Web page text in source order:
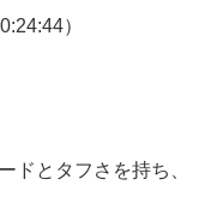
）
ドとタフさを持ち、